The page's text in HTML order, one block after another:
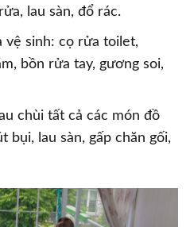
lau sàn, đổ rác.
vệ sinh: cọ rửa toilet,
bồn rửa tay, gương soi,
chùi tất cả các món đồ
bụi, lau sàn, gấp chăn gối,